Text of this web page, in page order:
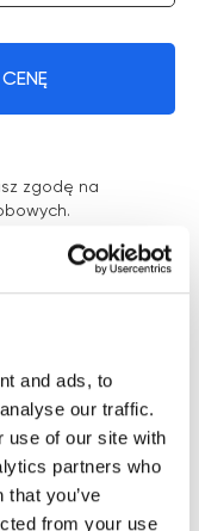
and ads, to
our traffic.
use of our site with
partners who
you’ve
from your use
zgodę na
więcej o
a my z
na
Specjalny